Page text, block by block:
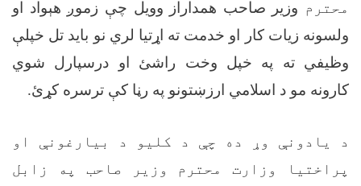
محترم وزیر صاحب همداراز وویل چې زموږ هېواد او
ولسونه زیات کار او خدمت ته اړتیا لري نو باید تل خپلې
وظیفي ته په خپل وخت راشئ او درسپارل شوي
کارونه مو د اسلامي ارزښتونو په رڼا کې ترسره کړئ.
د یادونې وړ ده چې د کلیو د بیارغونې او
پراختیا وزارت محترم وزیر صاحب په زابل